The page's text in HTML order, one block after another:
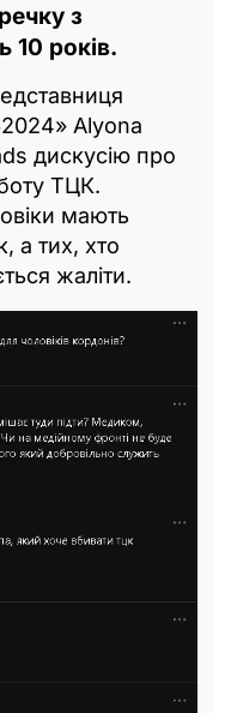
з
10 років.
Alyona
дискусію про
ТЦК.
мають
а тих, хто
жаліти.